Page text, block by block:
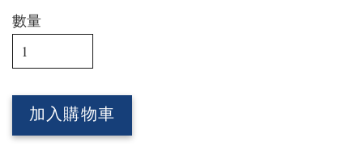
數量
加入購物車